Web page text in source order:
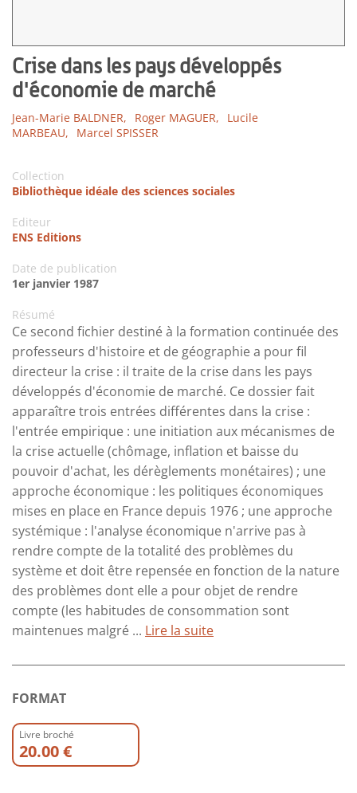
Crise dans les pays développés
d'économie de marché
Jean-Marie BALDNER, Roger MAGUER,
Lucile
MARBEAU,
Marcel SPISSER
Collection
Bibliothèque idéale des sciences sociales
Editeur
ENS Editions
Date de publication
1er janvier 1987
Résumé
Ce second fichier destiné à la formation continuée des
professeurs d'histoire et de géographie a pour fil
directeur la crise : il traite de la crise dans les pays
développés d'économie de marché. Ce dossier fait
apparaître trois entrées différentes dans la crise :
l'entrée empirique : une initiation aux mécanismes de
la crise actuelle (chômage, inflation et baisse du
pouvoir d'achat, les dérèglements monétaires) ; une
approche économique : les politiques économiques
mises en place en France depuis 1976 ; une approche
systémique : l'analyse économique n'arrive pas à
rendre compte de la totalité des problèmes du
système et doit être repensée en fonction de la nature
des problèmes dont elle a pour objet de rendre
compte (les habitudes de consommation sont
maintenues malgré ... Lire la suite
FORMAT
Livre broché
20.00 €